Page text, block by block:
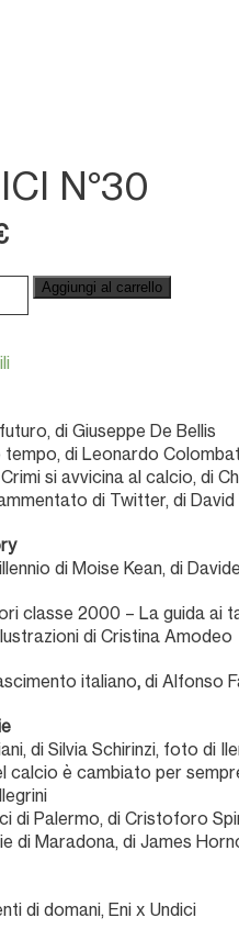
N°30
di Giuseppe De Bellis
tempo, di Leonardo
Crimi si avvicina al calcio, di
di Twitter, di David
di Moise Kean, di
classe 2000 – La guida ai
di Cristina Amodeo
italiano, di Alfonso
di Silvia Schirinzi, foto di
calcio è cambiato per
di Palermo, di Cristoforo
di Maradona, di James
di domani, Eni x Undici
Aggiungi al carrello